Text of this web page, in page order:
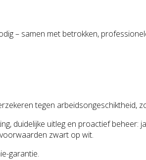
– samen met betrokken,
tegen arbeidsongeschiktheid,
duidelijke uitleg en proactief beheer:
zwart op wit.
garantie.